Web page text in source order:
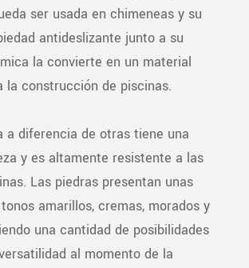
ser usada en chimeneas y su
antideslizante junto a su
la convierte en un material
la construcción de piscinas.
a diferencia de otras tiene una
y es altamente resistente a las
Las piedras presentan unas
amarillos, cremas, morados y
una cantidad de posibilidades
al momento de la